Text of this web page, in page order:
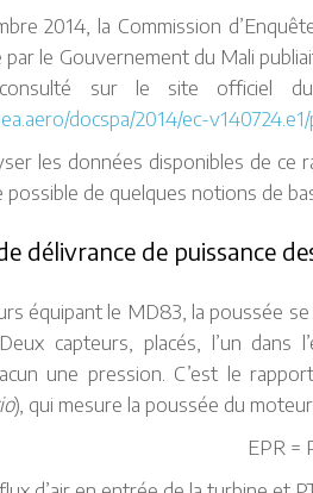
2014, la Commission
par le Gouvernement du Mali
sur le site officiel du
docspa/2014/ec-
les données disponibles de
possible de quelques notions de
délivrance de puissance
équipant le MD83, la poussée
capteurs, placés, l’un dans
une pression. C’est le
), qui mesure la poussée du
EPR =